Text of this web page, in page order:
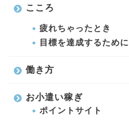
こころ
疲れちゃったとき
目標を達成するために
働き方
お小遣い稼ぎ
ポイントサイト